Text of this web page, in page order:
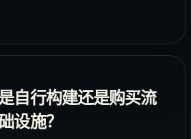
自行构建还是购买流
设施？